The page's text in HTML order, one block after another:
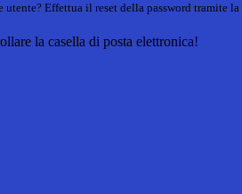
utente? Effettua il reset della password tramite la
la casella di posta elettronica!